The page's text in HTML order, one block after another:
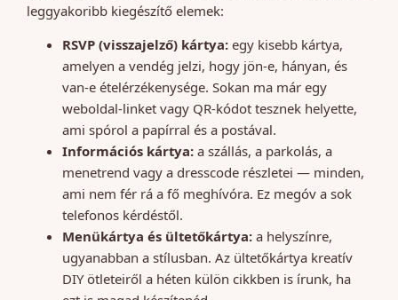
leggyakoribb kiegészítő elemek:
RSVP (visszajelző) kártya: egy kisebb kártya,
amelyen a vendég jelzi, hogy jön-e, hányan, és
van-e ételérzékenysége. Sokan ma már egy
weboldal-linket vagy QR-kódot tesznek helyette,
ami spórol a papírral és a postával.
Információs kártya: a szállás, a parkolás, a
menetrend vagy a dresscode részletei — minden,
ami nem fér rá a fő meghívóra. Ez megóv a sok
telefonos kérdéstől.
Menükártya és ültetőkártya: a helyszínre,
ugyanabban a stílusban. Az ültetőkártya kreatív
DIY ötleteiről a héten külön cikkben is írunk, ha